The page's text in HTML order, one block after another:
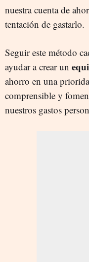
nuestra cuenta de
tentación de gastarlo.
Seguir este método
ayudar a crear un
ahorro en una
comprensible y
nuestros gastos